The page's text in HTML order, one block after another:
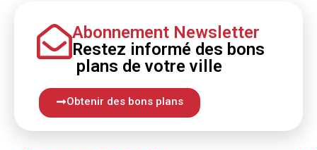
Abonnement Newsletter
Restez informé des bons
plans de votre ville
Obtenir des bons plans